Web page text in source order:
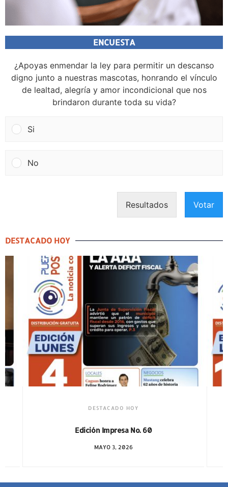
ENCUESTA
¿Apoyas enmendar la ley para permitir un descanso
digno junto a nuestras mascotas, honrando el vínculo
de lealtad, alegría y amor incondicional que nos
brindaron durante toda su vida?
Si
No
Resultados Votar
DESTACADO HOY
DESTACADO HOY
Edición Impresa No. 59
ABRIL 12, 2026